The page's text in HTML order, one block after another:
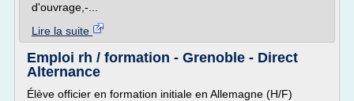
d'ouvrage,-...
Lire la suite
Emploi rh / formation - Grenoble - Direct
Alternance
Élève officier en formation initiale en Allemagne (H/F)